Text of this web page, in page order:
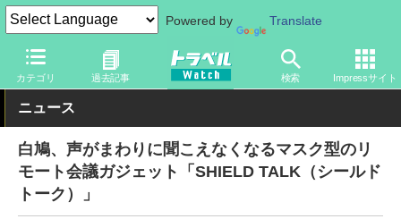
Powered by Translate
カテゴリ 過去記事 検索 Impressサイト
トラベル Watch 旅のアイテム 旅行グッズ マスク
ニュース
白鳩、声がまわりに聞こえなくなるマスク型のリ
モート会議ガジェット「SHIELD TALK（シールド
トーク）」